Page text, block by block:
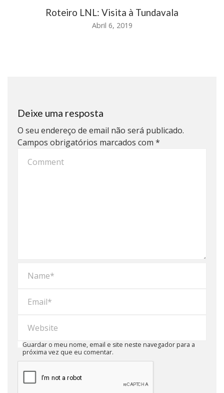
Roteiro LNL: Visita à Tundavala
Abril 6, 2019
Deixe uma resposta
O seu endereço de email não será publicado.
Campos obrigatórios marcados com *
Guardar o meu nome, email e site neste navegador para a
próxima vez que eu comentar.